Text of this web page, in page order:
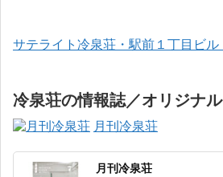
サテライト冷泉荘・駅前１丁目ビ
冷泉荘の情報誌／オリジナ
月刊冷泉荘
月刊冷泉荘